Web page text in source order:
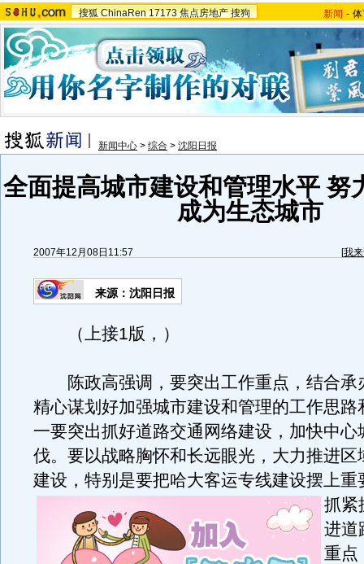
搜狐 ChinaRen 17173 焦点房地产 搜狗 新闻 -
新闻中心 > 综合 > 沈阳日报
全面提高城市建设和管理水平 努
成为生态城市
2007年12月08日11:57 [我
来源：沈阳日报
（上接1版，）
陈政高强调，要突出工作重点，结合承
精心谋划好加强城市建设和管理的工作思路
一要突出抓好道路交通网络建设，加快中心
伐。要以战略胸怀和长远眼光，大力推进区
建设，特别是要把哈大客运专线建设摆上重
抓紧
进道
重点